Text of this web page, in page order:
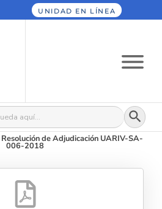
UNIDAD EN LÍNEA
Botón
Resolución de Adjudicación UARIV-SA-
006-2018